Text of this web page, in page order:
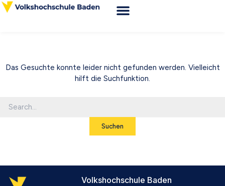
Zum
Inhalt
Das Gesuchte konnte leider nicht gefunden werden. Vielleicht
hilft die Suchfunktion.
Suchen
nach:
Volkshochschule Baden